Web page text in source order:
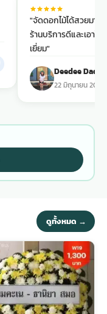
"จัดดอกไม้ได้สวยมาก
ร้านบริการดีและเอาใ
เยี่ยม"
Deedee Dada
22 มิถุนายน 2025
ดูทั้งหมด →